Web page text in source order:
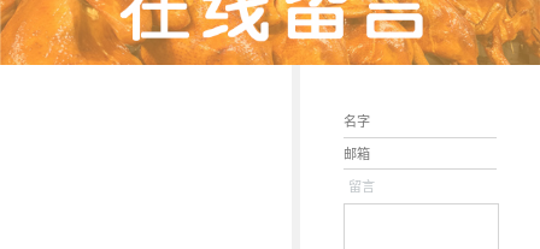
留言